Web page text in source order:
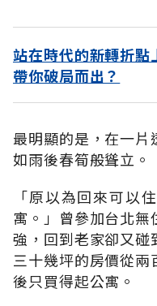
站在時代的新轉折
帶你破局而出？
最明顯的是，在一
如雨後春筍般聳立。
「原以為回來可以
寓。」曾參加台北
強，回到老家卻又碰
三十幾坪的房價從
後只買得起公寓。